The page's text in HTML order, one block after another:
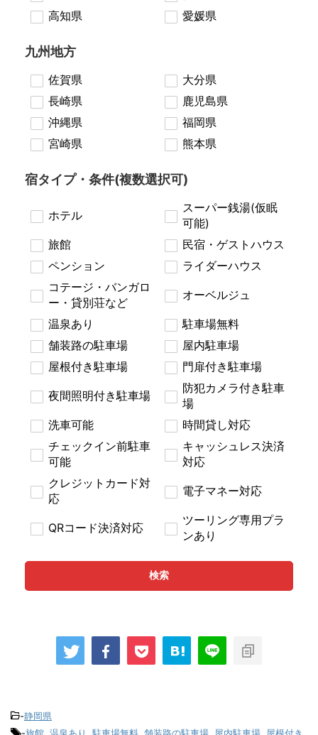
高知県
愛媛県
九州地方
佐賀県
大分県
長崎県
鹿児島県
沖縄県
福岡県
宮崎県
熊本県
宿タイプ・条件(複数選択可)
ホテル
スーパー銭湯(仮眠
可能)
旅館
民宿・ゲストハウス
ペンション
ライダーハウス
コテージ・バンガロ
ー・貸別荘など
オーベルジュ
温泉あり
駐車場無料
舗装路の駐車場
屋内駐車場
屋根付き駐車場
門扉付き駐車場
夜間照明付き駐車場
防犯カメラ付き駐車
場
洗車可能
時間貸し対応
チェックイン前駐車
可能
キャッシュレス決済
対応
クレジットカード対
応
電子マネー対応
QRコード決済対応
ツーリング専用プラ
ンあり
検索
-静岡県